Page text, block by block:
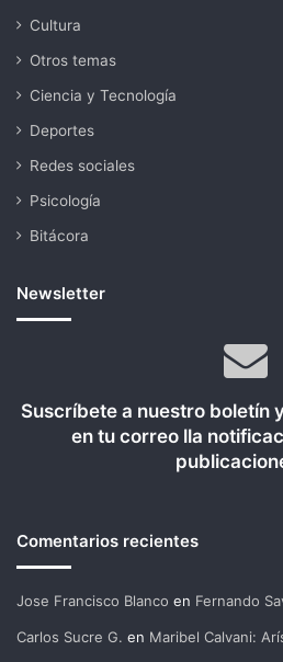
Cultura
Otros temas
Ciencia y Tecnología
Deportes
Redes sociales
Psicología
Bitácora
Newsletter
Suscríbete a nuestro boletín
en tu correo lla
Comentarios recientes
Jose Francisco Blanco en Fernando
Carlos Sucre G. en Maribel Calvani: